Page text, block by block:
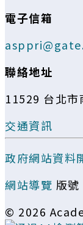
電子信箱
聯絡地址
11529 台北
交通資訊
政府網站資料
網站導覽 版號
© 2026